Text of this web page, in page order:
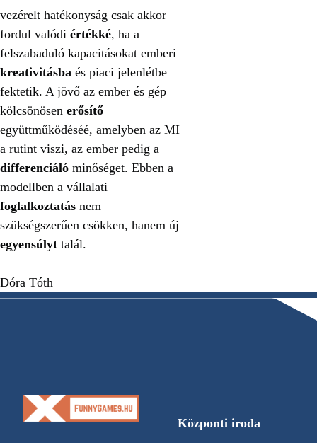
vezérelt hatékonyság csak akkor
fordul valódi értékké, ha a
felszabaduló kapacitásokat emberi
kreativitásba és piaci jelenlétbe
fektetik. A jövő az ember és gép
kölcsönösen erősítő
együttműködéséé, amelyben az MI
a rutint viszi, az ember pedig a
differenciáló minőséget. Ebben a
modellben a vállalati
foglalkoztatás nem
szükségszerűen csökken, hanem új
egyensúlyt talál.
Dóra Tóth
Központi iroda